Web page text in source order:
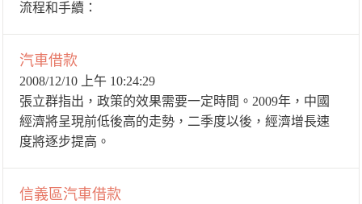
流程和手續：
汽車借款
2008/12/10 上午 10:24:29
張立群指出，政策的效果需要一定時間。2009年，中國
經濟將呈現前低後高的走勢，二季度以後，經濟增長速
度將逐步提高。
信義區汽車借款